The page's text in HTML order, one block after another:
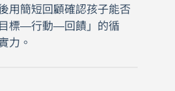
用簡短回顧確認孩子能否
標—行動—回饋」的循
力。